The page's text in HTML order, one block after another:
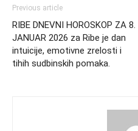
Previous article
RIBE DNEVNI HOROSKOP ZA 8.
JANUAR 2026 za Ribe je dan
intuicije, emotivne zrelosti i
tihih sudbinskih pomaka.